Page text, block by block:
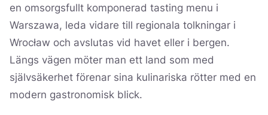
en omsorgsfullt komponerad tasting menu i
Warszawa, leda vidare till regionala tolkningar i
Wrocław och avslutas vid havet eller i bergen.
Längs vägen möter man ett land som med
självsäkerhet förenar sina kulinariska rötter med en
modern gastronomisk blick.